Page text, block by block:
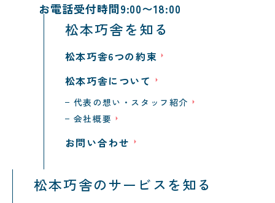
お電話受付時間9:00〜18:00
松本巧舎を知る
松本巧舎6つの約束
松本巧舎について
代表の想い・スタッフ紹介
会社概要
お問い合わせ
松本巧舎のサービスを知る